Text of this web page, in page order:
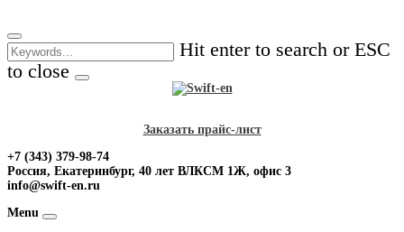
to
content
Hit enter to search or ESC
to close
Заказать прайс-лист
+7 (343) 379-98-74
Россия, Екатеринбург, 40 лет ВЛКСМ 1Ж, офис 3
info@swift-en.ru
Menu